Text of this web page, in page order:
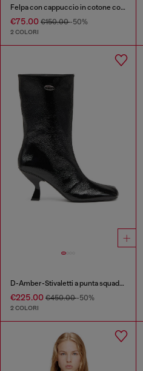
Felpa con cappuccio in cotone con grafica di ciliegie
€75.00 €150.00-50%
2 COLORI
D-Amber-Stivaletti a punta squadrata effetto naplak
€225.00 €450.00-50%
2 COLORI